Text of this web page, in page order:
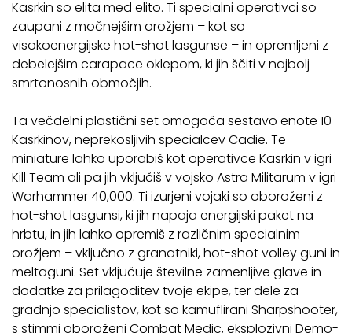
Kasrkin so elita med elito. Ti specialni operativci so
zaupani z močnejšim orožjem – kot so
visokoenergijske hot-shot lasgunse – in opremljeni z
debelejšim carapace oklepom, ki jih ščiti v najbolj
smrtonosnih območjih.
Ta večdelni plastični set omogoča sestavo enote 10
Kasrkinov, neprekosljivih specialcev Cadie. Te
miniature lahko uporabiš kot operativce Kasrkin v igri
Kill Team ali pa jih vključiš v vojsko Astra Militarum v igri
Warhammer 40,000. Ti izurjeni vojaki so oboroženi z
hot-shot lasgunsi, ki jih napaja energijski paket na
hrbtu, in jih lahko opremiš z različnim specialnim
orožjem – vključno z granatniki, hot-shot volley guni in
meltaguni. Set vključuje številne zamenljive glave in
dodatke za prilagoditev tvoje ekipe, ter dele za
gradnjo specialistov, kot so kamuflirani Sharpshooter,
s stimmi oboroženi Combat Medic, eksplozivni Demo-